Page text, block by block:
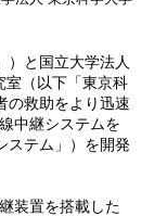
）と国立大学法人
室（以下「東京科
の救助をより迅速
中継システムを
ステム」）を開発
装置を搭載した